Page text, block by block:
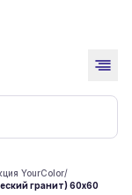
YourColor/
гранит) 60x60